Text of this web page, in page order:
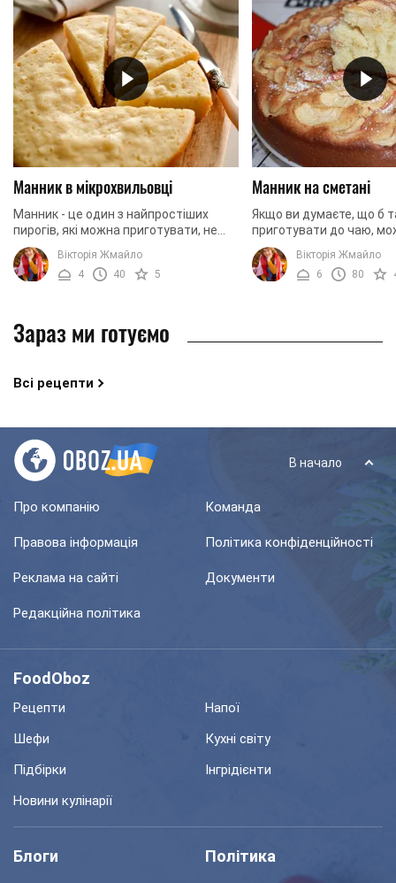
Манник в мікрохвильовці
Манник - це один з найпростіших
пирогів, які можна приготувати, не
витрачаючи на це багато сил і часу. А
якщо ви хочете зробити страву ще
швидше, ...
Вікторія Жмайло
4
40 5
Манник на сметані
Якщо ви думаєте, що б
приготувати до чаю,
зупиниться на
смачного манника. Ця
всім страва готується ...
Вікторія Жмайло
6
80
Зараз ми готуємо
Всі рецепти
В начало
Про компанію Команда
Правова інформація Політика конфіденційності
Реклама на сайті Документи
Редакційна політика
FoodOboz
Рецепти
Напої
Шефи
Кухні світу
Підбірки
Інгрідієнти
Новини кулінарії
Блоги Політика